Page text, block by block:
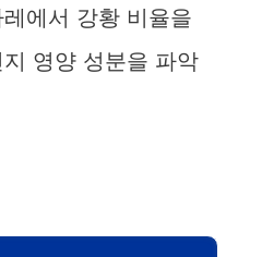
에서 강황 비율을
영양 성분을 파악